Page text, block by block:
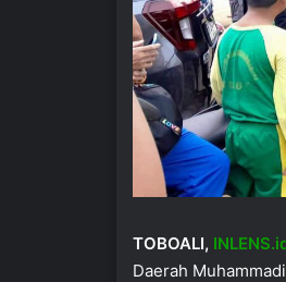
TOBOALI,
Daerah